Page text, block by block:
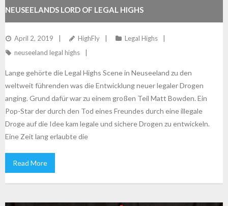
NEUSEELANDS LORD OF LEGAL HIGHS
April 2, 2019 HighFly
Legal Highs
neuseeland legal highs
Lange gehörte die Legal Highs Scene in Neuseeland zu den
weltweit führenden was die Entwicklung neuer legaler Drogen
anging. Grund dafür war zu einem großen Teil Matt Bowden. Ein
Pop-Star der durch den Tod eines Freundes durch eine illegale
Droge auf die Idee kam legale und sichere Drogen zu entwickeln.
Eine Zeit lang erlaubte die
Read More